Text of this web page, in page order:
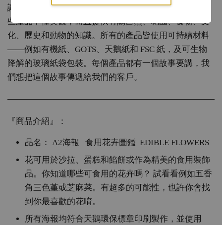
識為使命。他們也不斷開發新的丹麥設計品質產品，這
些產品不僅美觀，而且提供有關自然、花園、食物、文
化、歷史和動物的知識。所有的產品皆使用可持續材料
——例如有機紙、GOTS、天鵝紙和 FSC 紙，及可生物
降解的玻璃紙袋包裝。每個產品都有一個故事要講，我
們想把這個故事傳遞給我們的客戶。
『商品介紹』：
品名： A2海報 食用花卉圖鑑 EDIBLE FLOWERS
花可用於沙拉、蛋糕和餡餅或作為精美的食用裝飾
品。你知道哪些可食用的花卉嗎？ 試看看例如五香
角三色堇或芝麻菜。有超多的可能性，也許你會找
到你最喜歡的花唷。
所有海報均符合天鵝環保標章印刷製作，並使用